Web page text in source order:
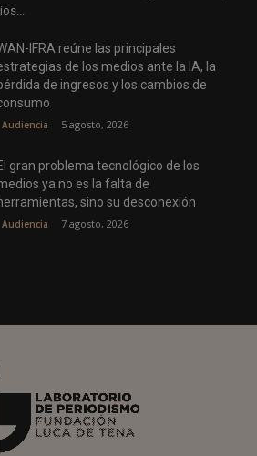
IFRA reúne las principales
de los medios ante la IA, la
de ingresos y los cambios de
Audiencia 5 agosto, 2026
gran problema tecnológico de los
ya no es la falta de
sino su desconexión
Audiencia 7 agosto, 2026